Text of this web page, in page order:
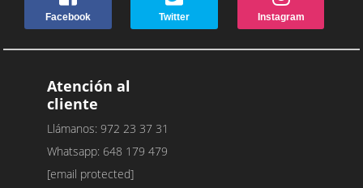
Facebook Twitter Instagram
Atención al
cliente
Llámanos: 972 23 37 31
Whatsapp: 648 179 479
[email protected]